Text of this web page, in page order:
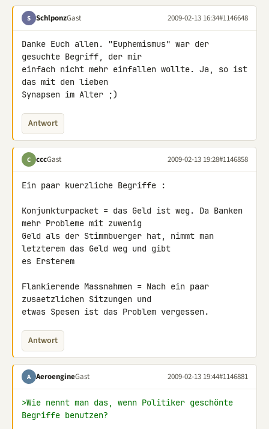
S SchlponzGast 2009-02-13 16:34#1146648
Danke Euch allen. "Euphemismus" war der
gesuchte Begriff, der mir
einfach nicht mehr einfallen wollte. Ja, so ist
das mit den lieben
Synapsen im Alter ;)
Antwort
C cccGast 2009-02-13 19:28#1146858
Ein paar kuerzliche Begriffe :
Konjunkturpacket = das Geld ist weg. Da Banken
mehr Probleme mit zuwenig
Geld als der Stimmbuerger hat, nimmt man
letzterem das Geld weg und gibt
es Ersterem
Flankierende Massnahmen = Nach ein paar
zusaetzlichen Sitzungen und
etwas Spesen ist das Problem vergessen.
Antwort
A AeroengineGast 2009-02-13 19:44#1146881
>Wie nennt man das, wenn Politiker geschönte
Begriffe benutzen?